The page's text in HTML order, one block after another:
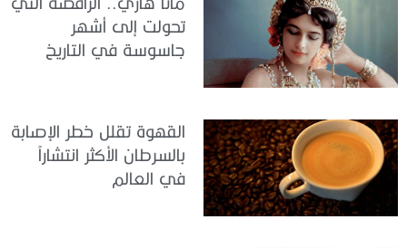
تحولت إلى أشهر
جاسوسة في التاريخ
القهوة تقلل خطر الإصابة
بالسرطان الأكثر انتشاراً
في العالم